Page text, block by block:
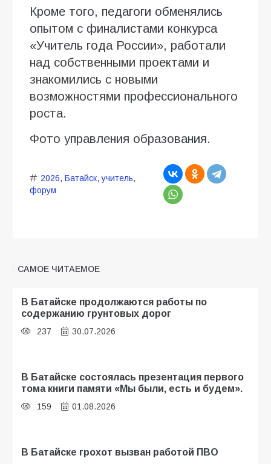
Кроме того, педагоги обменялись
опытом с финалистами конкурса
«Учитель года России», работали
над собственными проектами и
знакомились с новыми
возможностями профессионального
роста.
Фото управления образования.
2026, Батайск,учитель,
форум
САМОЕ ЧИТАЕМОЕ
В Батайске продолжаются работы по
содержанию грунтовых дорог
237 30.07.2026
В Батайске состоялась презентация первого
тома книги памяти «Мы были, есть и будем».
159 01.08.2026
В Батайске грохот вызван работой ПВО